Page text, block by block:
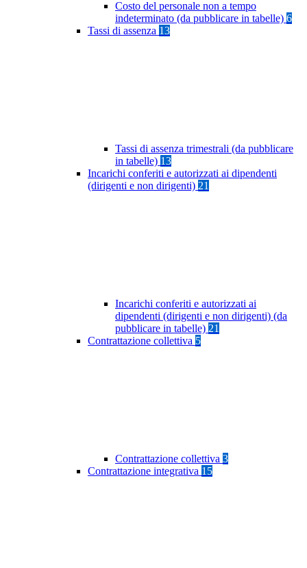
Costo del personale non a tempo
indeterminato (da pubblicare in tabelle) 6
Tassi di assenza 13
Tassi di assenza trimestrali (da pubblicare
in tabelle) 13
Incarichi conferiti e autorizzati ai dipendenti
(dirigenti e non dirigenti) 21
Incarichi conferiti e autorizzati ai
dipendenti (dirigenti e non dirigenti) (da
pubblicare in tabelle) 21
Contrattazione collettiva 5
Contrattazione collettiva 3
Contrattazione integrativa 15